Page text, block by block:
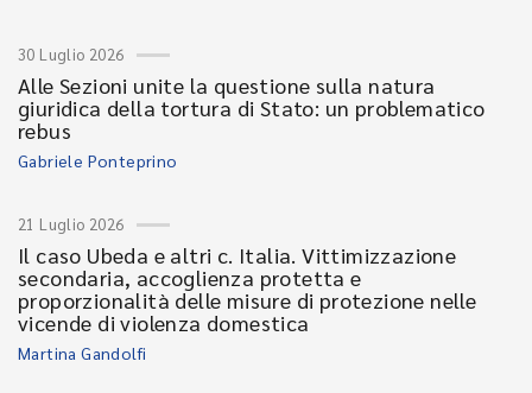
30 Luglio 2026
Alle Sezioni unite la questione sulla natura
giuridica della tortura di Stato: un problematico
rebus
Gabriele Ponteprino
21 Luglio 2026
Il caso Ubeda e altri c. Italia. Vittimizzazione
secondaria, accoglienza protetta e
proporzionalità delle misure di protezione nelle
vicende di violenza domestica
Martina Gandolfi